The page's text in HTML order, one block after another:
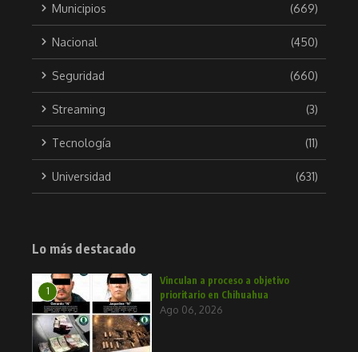
Municipios (669)
Nacional (450)
Seguridad (660)
Streaming (3)
Tecnología (11)
Universidad (631)
Lo más destacado
1
Vinculan a proceso a objetivo
prioritario en Chihuahua
Ago 06, 2026